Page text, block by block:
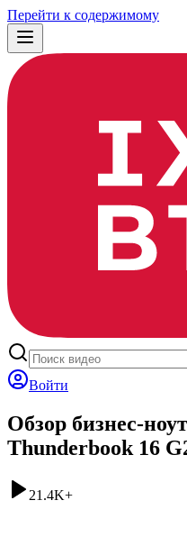
Перейти к содержимому
Войти
Обзор бизнес-
Thunderbook 16
21.4K+